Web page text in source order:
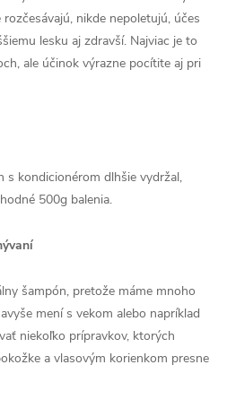
nikde nepoletujú, účes
lesku aj zdravší. Najviac je to
ale účinok výrazne pocítite aj pri
s kondicionérom dlhšie vydržal,
500g balenia.
šampón, pretože máme mnoho
mení s vekom alebo napríklad
niekoľko prípravkov, ktorých
a vlasovým korienkom presne